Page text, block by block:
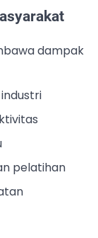
dampak
pelatihan